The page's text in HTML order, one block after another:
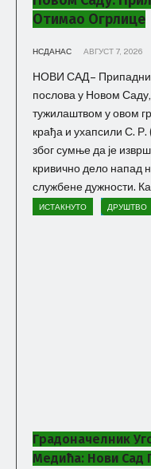
Отимао Огрлице
НСДАНАС АВГУСТ 7, 2026
НОВИ САД –
послова у Новом
тужилаштвом у овом
крађа и ухапсили С.
због сумње да је
кривично дело напад
службене дужности.
ИСТАКНУТО ДРУШТВО
Градоначелник
Медића: Нови Сад